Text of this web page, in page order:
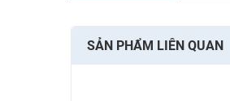
SẢN PHẨM LIÊN QUAN